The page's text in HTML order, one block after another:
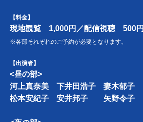
【料金】
現地観覧 1,000円／配信視聴 500円
※各部それぞれのご予約が必要となります。
【出演者】
<昼の部>
河上真奈美 下井田浩子 妻木郁子
松本安紀子 安井邦子 矢野令子